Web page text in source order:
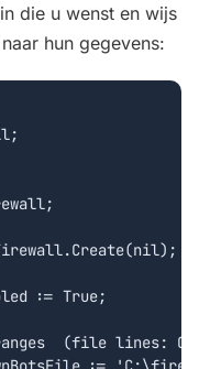
die u wenst en wijs
hun gegevens:
:= True;
(file lines: